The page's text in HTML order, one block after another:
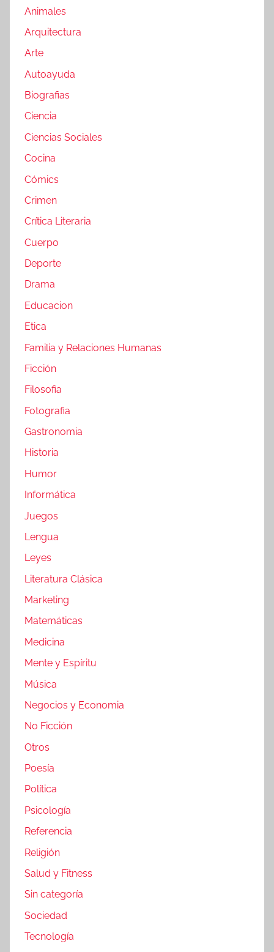
Animales
Arquitectura
Arte
Autoayuda
Biografias
Ciencia
Ciencias Sociales
Cocina
Cómics
Crimen
Crítica Literaria
Cuerpo
Deporte
Drama
Educacion
Etica
Familia y Relaciones Humanas
Ficción
Filosofia
Fotografia
Gastronomia
Historia
Humor
Informática
Juegos
Lengua
Leyes
Literatura Clásica
Marketing
Matemáticas
Medicina
Mente y Espíritu
Música
Negocios y Economia
No Ficción
Otros
Poesía
Política
Psicología
Referencia
Religión
Salud y Fitness
Sin categoría
Sociedad
Tecnología